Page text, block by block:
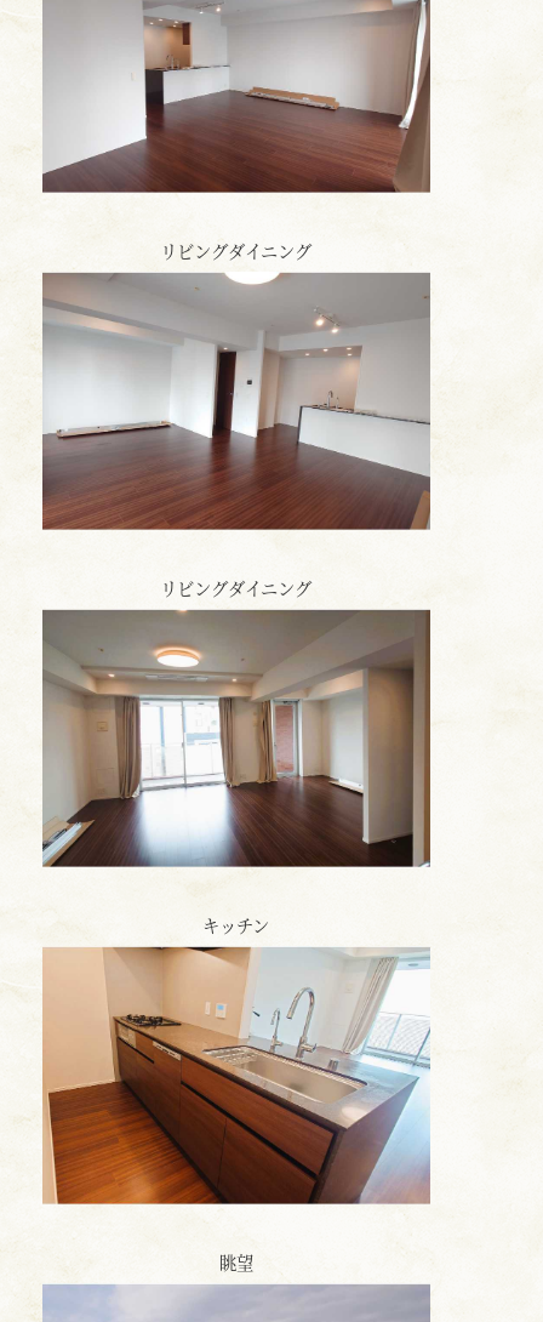
リビングダイニング
リビングダイニング
キッチン
眺望